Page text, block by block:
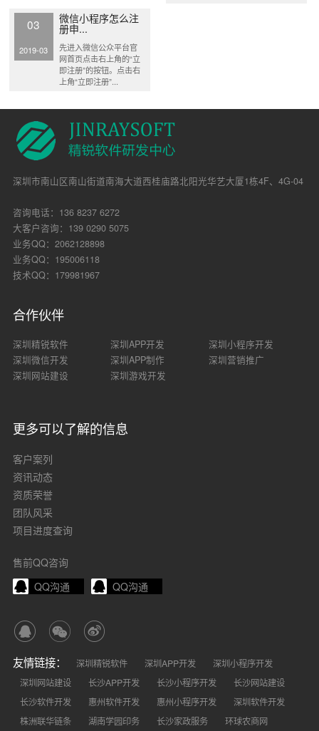
03
2019-03
微信小程序怎么注
册申...
先进入微信公众平台官
网首页点击右上角的“立
即注册”的按钮。点击右
上角“立即注册”...
深圳市南山区南山街道南海大道西桂庙路北阳光华艺大厦1栋4F、4G-04
咨询电话：136 8237 6272
大客户咨询：139 0290 5075
业务QQ：2062128898
业务QQ：195006118
技术QQ：179981967
合作伙伴
深圳精锐软件 深圳APP开发
深圳小程序开发
深圳微信开发
深圳APP制作
深圳营销推广
深圳网站建设
深圳游戏开发
更多可以了解的信息
客户案列
资讯动态
资质荣誉
团队风采
项目进度查询
售前QQ咨询
QQ沟通
QQ沟通
友情链接： 深圳精锐软件 深圳APP开发
深圳小程序开发
深圳网站建设
长沙APP开发 长沙小程序开发
长沙网站建设
长沙软件开发
惠州软件开发 惠州小程序开发
深圳软件开发
株洲联华链条
湖南学园印务 长沙家政服务 环球农商网